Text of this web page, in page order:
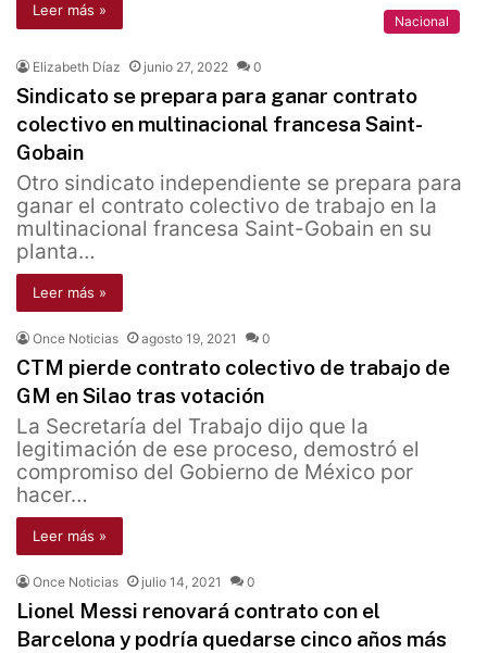
Leer más »
Nacional
Elizabeth Díaz junio 27, 2022 0
Sindicato se prepara para ganar contrato
colectivo en multinacional francesa Saint-
Gobain
Otro sindicato independiente se prepara para
ganar el contrato colectivo de trabajo en la
multinacional francesa Saint-Gobain en su
planta…
Leer más »
Once Noticias agosto 19, 2021 0
CTM pierde contrato colectivo de trabajo de
GM en Silao tras votación
La Secretaría del Trabajo dijo que la
legitimación de ese proceso, demostró el
compromiso del Gobierno de México por
hacer…
Leer más »
Once Noticias julio 14, 2021 0
Lionel Messi renovará contrato con el
Barcelona y podría quedarse cinco años más